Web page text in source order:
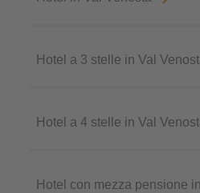
Hotel a 3 stelle in Val
Hotel a 4 stelle in Val
Hotel con mezza pensione